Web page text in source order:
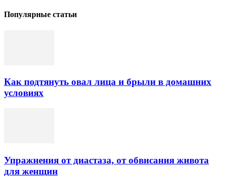
Популярные статьи
Как подтянуть овал лица и брыли в домашних
условиях
Упражнения от диастаза, от обвисания живота
для женщин